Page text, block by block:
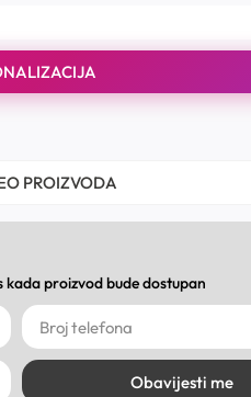
PROIZVODA
kada proizvod bude dostupan
Obavijesti me